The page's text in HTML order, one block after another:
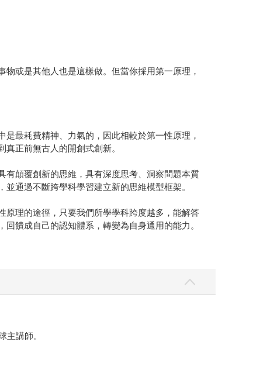
或是其他人也是這樣做。但當你採用第一原理，
最耗費精神、力氣的，因此相較於第一性原理，
正前無古人的開創式創新。
有顛覆創新的思維，具有深度思考、洞察問題本質
通過不斷跨學科學習建立新的思維模型框架。
原理的途徑，只要我們所學學科跨度越多，能解答
饋成自己的認知體系，轉變為自身通用的能力。
主講師。